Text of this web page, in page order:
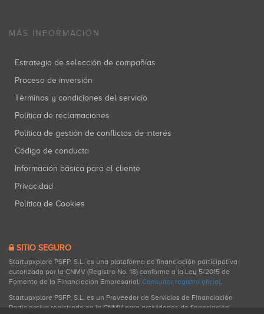
MÁS INFORMACIÓN
Estrategia de selección de compañías
Proceso de inversión
Términos y condiciones del servicio
Política de reclamaciones
Política de gestión de conflictos de interés
Código de conducta
Información básica para el cliente
Privacidad
Política de Cookies
SITIO SEGURO
Startupxplore PSFP, S.L. es una plataforma de financiación participativa
autorizada por la CNMV (Registro No. 18) conforme a la Ley 5/2015 de
Fomento de la Financiación Empresarial. Consultar registro oficial.
Startupxplore PSFP, S.L. es un Proveedor de Servicios de Financiación
Participativa registrado en la CNMV para actividades de financiación